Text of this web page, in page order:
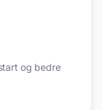
og bedre